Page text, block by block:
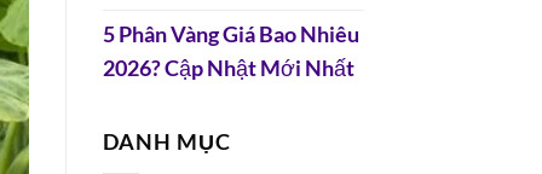
5 Phân Vàng Giá Bao Nhiêu
2026? Cập Nhật Mới Nhất
DANH MỤC